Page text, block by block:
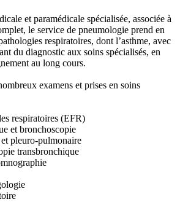
et paramédicale spécialisée, associée à
le service de pneumologie prend en
respiratoires, dont l’asthme, avec
du diagnostic aux soins spécialisés, en
au long cours.
examens et prises en soins
respiratoires (EFR)
et bronchoscopie
pleuro-pulmonaire
transbronchique